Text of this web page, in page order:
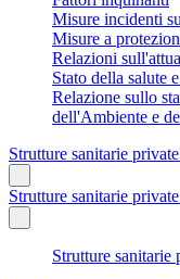
Misure incidenti
Misure a
Relazioni
Stato della salute
Relazione sullo
dell'Ambiente e
Strutture sanitarie
Strutture sanitarie
Strutture sanitarie